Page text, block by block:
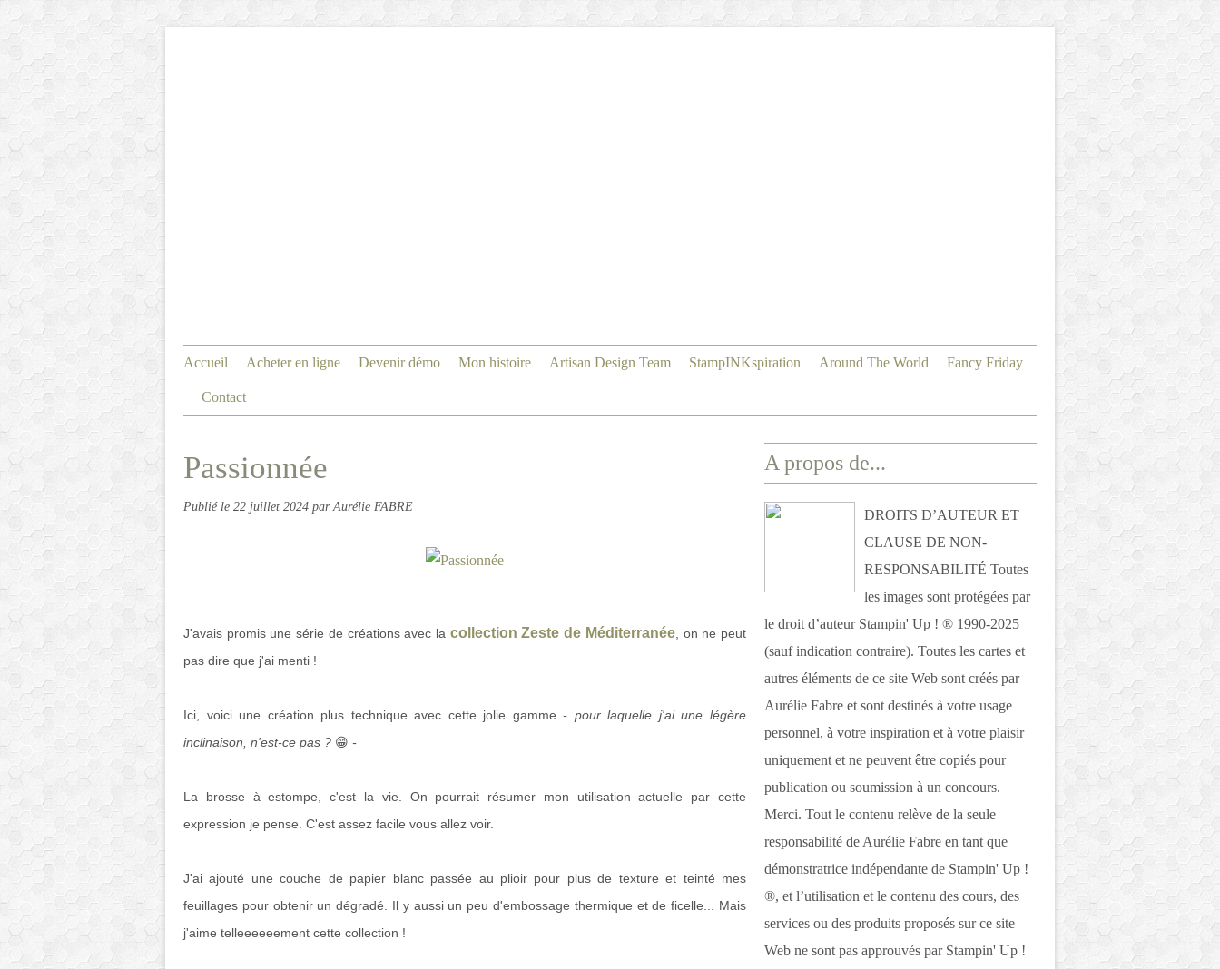
Accueil Acheter en ligne Devenir démo Mon histoire Artisan Design Team StampINKspiration Around The World Fancy Friday
Contact
Passionnée
Publié le 22 juillet 2024 par Aurélie FABRE
J'avais promis une série de créations avec la collection Zeste de Méditerranée, on ne peut
pas dire que j'ai menti !
Ici, voici une création plus technique avec cette jolie gamme- pour laquelle j'ai une légère
inclinaison, n'est-ce pas ? 😁 -
La brosse à estompe, c'est la vie. On pourrait résumer mon utilisation actuelle par cette
expression je pense. C'est assez facile vous allez voir.
J'ai ajouté une couche de papier blanc passée au plioir pour plus de texture et teinté mes
feuillages pour obtenir un dégradé. Il y aussi un peu d'embossage thermique et de ficelle... Mais
j'aime telleeeeeement cette collection !
A propos de...
DROITS D’AUTEUR ET
CLAUSE DE NON-
RESPONSABILITÉ Toutes
les images sont protégées par
le droit d’auteur Stampin' Up ! ® 1990-2025
(sauf indication contraire). Toutes les cartes et
autres éléments de ce site Web sont créés par
Aurélie Fabre et sont destinés à votre usage
personnel, à votre inspiration et à votre plaisir
uniquement et ne peuvent être copiés pour
publication ou soumission à un concours.
Merci. Tout le contenu relève de la seule
responsabilité de Aurélie Fabre en tant que
démonstratrice indépendante de Stampin' Up !
®, et l’utilisation et le contenu des cours, des
services ou des produits proposés sur ce site
Web ne sont pas approuvés par Stampin' Up !